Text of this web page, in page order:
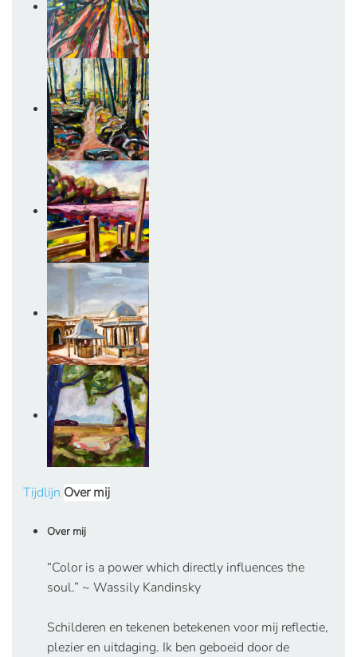
Tijdlijn Over mij
Over mij
“Color is a power which directly influences the
soul.” ~ Wassily Kandinsky
Schilderen en tekenen betekenen voor mij reflectie,
plezier en uitdaging. Ik ben geboeid door de